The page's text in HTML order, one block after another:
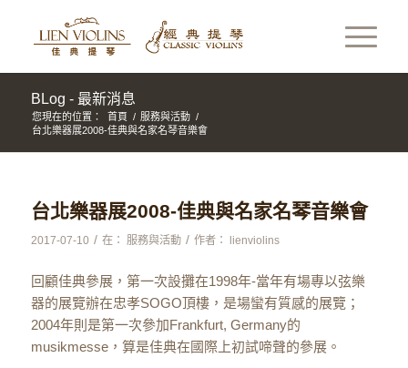
BLog - 最新消息
您現在的位置： 首頁 / 服務與活動 /
台北樂器展2008-佳典與名家名琴音樂會
台北樂器展2008-佳典與名家名琴音樂會
2017-07-10 / 在： 服務與活動 / 作者： lienviolins
回顧佳典參展，第一次設攤在1998年-當年有場專以弦樂
器的展覽辦在忠孝SOGO頂樓，是場蠻有質感的展覽；
2004年則是第一次參加Frankfurt, Germany的
musikmesse，算是佳典在國際上初試啼聲的參展。